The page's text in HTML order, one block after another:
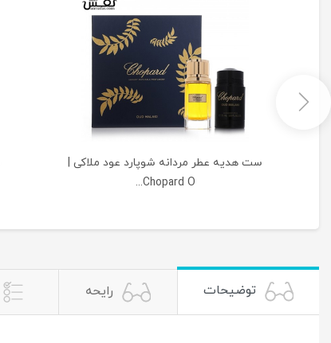
ست هدیه عطر مردانه شوپارد عود ملاکی |
Chopard O...
توضیحات رایحه